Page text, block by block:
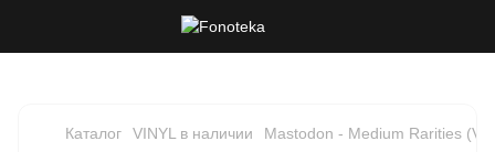
Каталог VINYL в наличии Mastodon - Medium Rarities